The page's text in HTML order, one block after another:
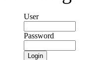
User
Password
Login